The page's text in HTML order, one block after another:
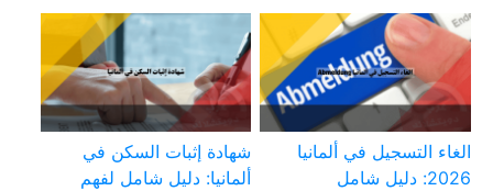
الغاء التسجيل في ألمانيا
2026: دليل شامل
شهادة إثبات السكن في
ألمانيا: دليل شامل لفهم